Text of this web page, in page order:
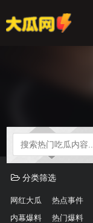
分类筛选
网红大瓜 热点事件
内幕爆料 热门爆料